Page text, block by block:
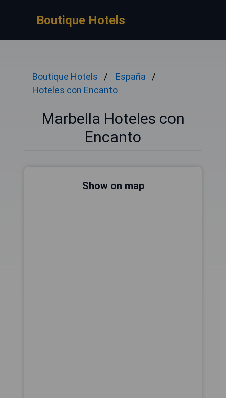
Boutique Hotels
Boutique Hotels
España
Hoteles con Encanto
Marbella Hoteles con
Encanto
Show on map